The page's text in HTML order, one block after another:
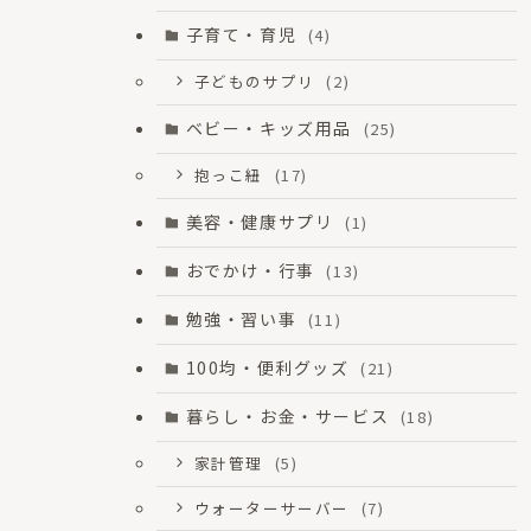
子育て・育児 (4)
子どものサプリ (2)
ベビー・キッズ用品 (25)
抱っこ紐 (17)
美容・健康サプリ (1)
おでかけ・行事 (13)
勉強・習い事 (11)
100均・便利グッズ (21)
暮らし・お金・サービス (18)
家計管理
(5)
ウォーターサーバー
(7)